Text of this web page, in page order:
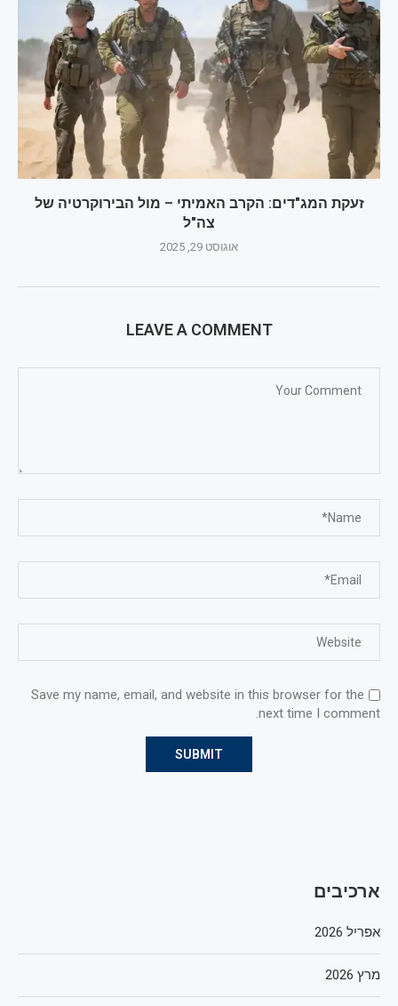
זעקת המג"דים: הקרב האמיתי – מול הבירוקרטיה של
צה"ל
אוגוסט 29, 2025
LEAVE A COMMENT
Save my name, email, and website in this browser for the
next time I comment.
ארכיבים
אפריל 2026
מרץ 2026